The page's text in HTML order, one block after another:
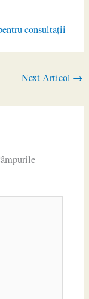
consultaţii
Next Articol →